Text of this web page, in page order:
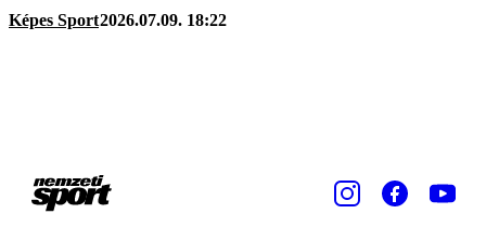
Képes Sport2026.07.09. 18:22